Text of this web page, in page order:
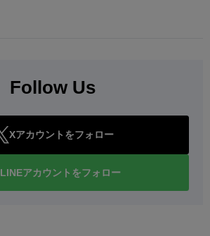
Follow Us
Xアカウントをフォロー
LINEアカウントをフォロー